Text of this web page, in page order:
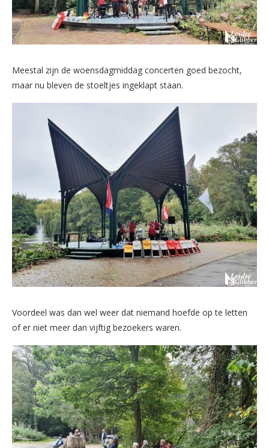
Meestal zijn de woensdagmiddag concerten goed bezocht,
maar nu bleven de stoeltjes ingeklapt staan.
Voordeel was dan wel weer dat niemand hoefde op te letten
of er niet meer dan vijftig bezoekers waren.